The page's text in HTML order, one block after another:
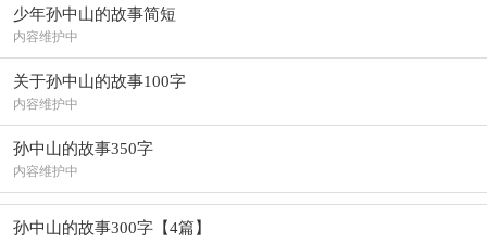
少年孙中山的故事简短
内容维护中
关于孙中山的故事100字
内容维护中
孙中山的故事350字
内容维护中
孙中山的故事300字【4篇】